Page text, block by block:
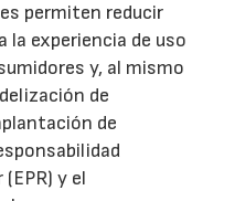
permiten reducir
la experiencia de uso
y, al mismo
de
de
y el